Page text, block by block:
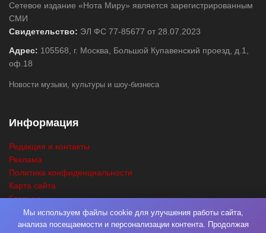
Сетевое издание «Нота Миру» является зарегистрированным
СМИ
Свидетельство: ЭЛ ФС 77-85677 от 28.07.2023
Адрес: 105568, г. Москва, Большой Купавенский проезд, д.1,
оф.18
Новости музыки, культуры и шоу-бизнеса
Информация
Редакция и контакты
Реклама
Политика конфиденциальности
Карта сайта
Главная
ПоискМы используем файлы cookie для улучшения работы сайта,
анализа посещаемости и персонализации контента. Продолжая